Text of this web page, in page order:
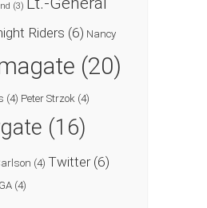
(3)
Riders (6) Nancy
(20)
(4) Peter Strzok (4)
(16)
(4) Twitter(6)
(4)